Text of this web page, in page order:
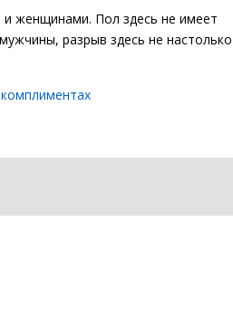
и женщинами. Пол здесь не имеет
разрыв здесь не